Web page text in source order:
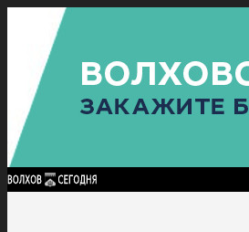
Найти:
ГЛАВНАЯ ПОЛИТИКАПРОИСШЕСТВИЯ
ПОЛИТИКА
КУЛЬТУРА
ПОСЕЛЕНИЯ